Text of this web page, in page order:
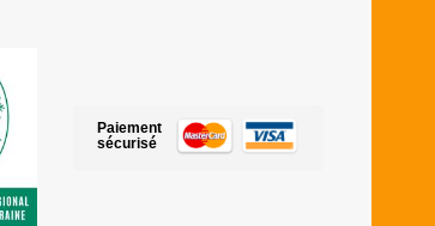
Paiement
sécurisé